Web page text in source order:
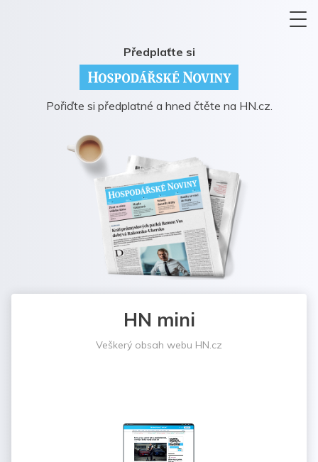
Předplaťte si
Pořiďte si předplatné a hned čtěte na HN.cz.
HN mini
Veškerý obsah webu HN.cz